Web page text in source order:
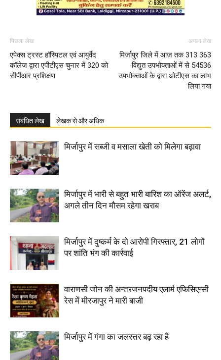
पिछला लेख
एपेक्स ट्रस्ट हॉस्पिटल एवं आयुर्वेद
कॉलेज द्वारा एपीटीएस चुनार में 320 को
सीपीआर प्रशिक्षण
अगला लेख
मिर्जापुर जिले में आज तक 313 363
विद्युत उपभोक्ताओं में से 54536
उपभोक्ताओं के द्वारा ओटीएस का लाभ
लिया गया
संबंधित लेख लेखक से और अधिक
मिर्जापुर में सब्जी व मसाला खेती को मिलेगा बढ़ावा
मिर्जापुर में भारी से बहुत भारी बारिश का ऑरेंज अलर्ट,
अगले तीन दिन मौसम रहेगा खराब
मिर्जापुर में दुष्कर्म के दो आरोपी गिरफ्तार, 21 लोगों
पर शांति भंग की कार्रवाई
वाराणसी जोन की अन्तरजनपदीय एलार्म एफिसिएन्सी
रेस में मीरजापुर ने मारी बाजी
मिर्जापुर में गंगा का जलस्तर बढ़ रहा है